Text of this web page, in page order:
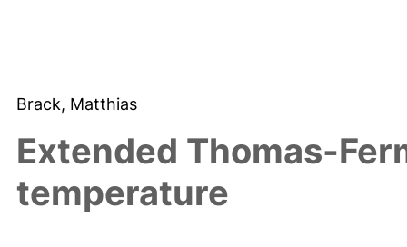
Brack, Matthias
Extended Thomas-
temperature